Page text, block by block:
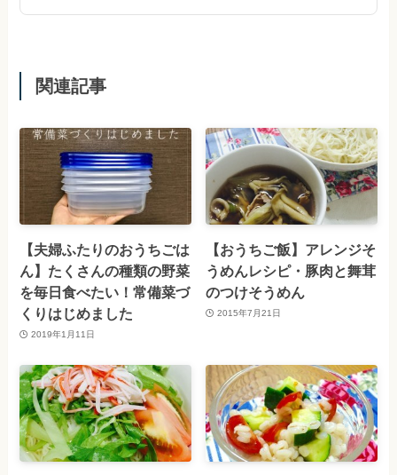
関連記事
【夫婦ふたりのおうちごは
ん】たくさんの種類の野菜
を毎日食べたい！常備菜づ
くりはじめました
2019年1月11日
【おうちご飯】アレンジそ
うめんレシピ・豚肉と舞茸
のつけそうめん
2015年7月21日